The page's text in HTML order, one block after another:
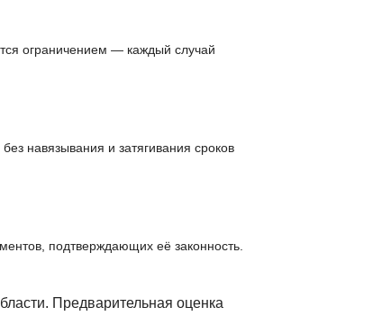
ограничением — каждый случай
навязывания и затягивания сроков
подтверждающих её законность.
Предварительная оценка